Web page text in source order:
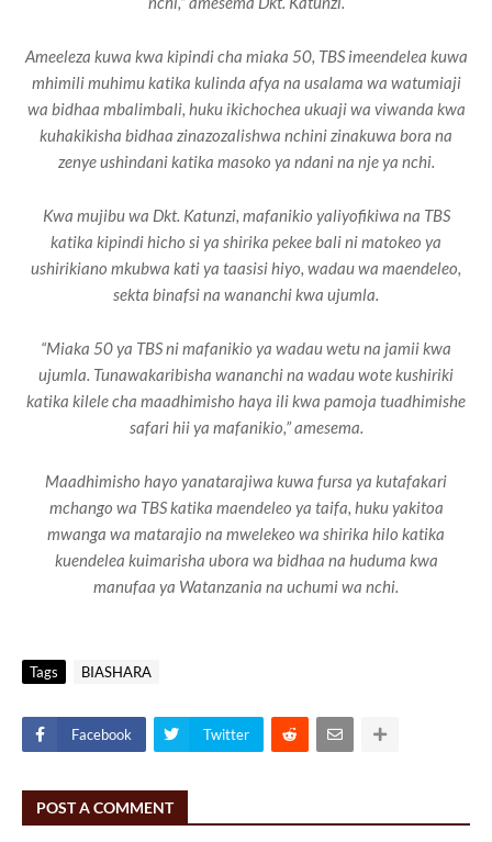
Ameeleza kuwa kwa kipindi cha miaka 50, TBS imeendelea kuwa
mhimili muhimu katika kulinda afya na usalama wa watumiaji
wa bidhaa mbalimbali, huku ikichochea ukuaji wa viwanda kwa
kuhakikisha bidhaa zinazozalishwa nchini zinakuwa bora na
zenye ushindani katika masoko ya ndani na nje ya nchi.
Kwa mujibu wa Dkt. Katunzi, mafanikio yaliyofikiwa na TBS
katika kipindi hicho si ya shirika pekee bali ni matokeo ya
ushirikiano mkubwa kati ya taasisi hiyo, wadau wa maendeleo,
sekta binafsi na wananchi kwa ujumla.
“Miaka 50 ya TBS ni mafanikio ya wadau wetu na jamii kwa
ujumla. Tunawakaribisha wananchi na wadau wote kushiriki
katika kilele cha maadhimisho haya ili kwa pamoja tuadhimishe
safari hii ya mafanikio,” amesema.
Maadhimisho hayo yanatarajiwa kuwa fursa ya kutafakari
mchango wa TBS katika maendeleo ya taifa, huku yakitoa
mwanga wa matarajio na mwelekeo wa shirika hilo katika
kuendelea kuimarisha ubora wa bidhaa na huduma kwa
manufaa ya Watanzania na uchumi wa nchi.
Tags BIASHARA
Facebook Twitter
POST A COMMENT